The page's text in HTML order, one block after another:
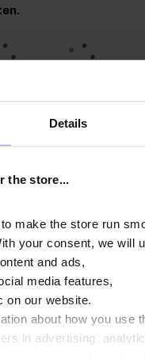
Details
the store...
make the store run
your consent, we will
and ads,
media features,
on our website.
about how you use
in advertising,